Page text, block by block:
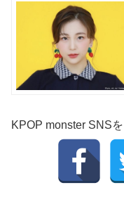
KPOP monster SNSを